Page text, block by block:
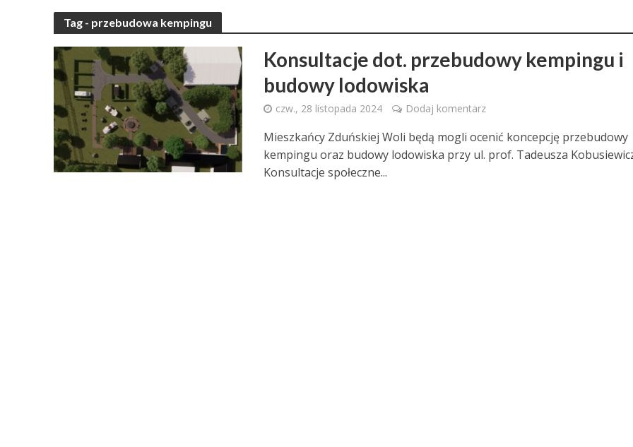
Tag - przebudowa kempingu
Konsultacje dot. przebudowy kempingu i
budowy lodowiska
czw., 28 listopada 2024 Dodaj komentarz
Mieszkańcy Zduńskiej Woli będą mogli ocenić koncepcję przebudowy
kempingu oraz budowy lodowiska przy ul. prof. Tadeusza
Konsultacje społeczne...